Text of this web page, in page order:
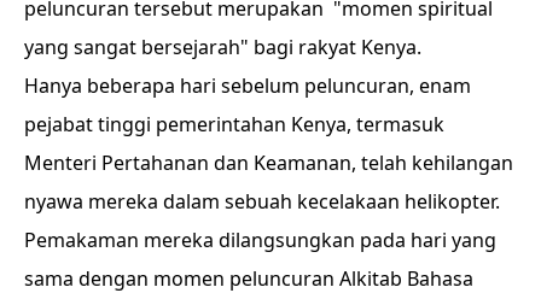
peluncuran tersebut merupakan "momen spiritual
yang sangat bersejarah" bagi rakyat Kenya.
Hanya beberapa hari sebelum peluncuran, enam
pejabat tinggi pemerintahan Kenya, termasuk
Menteri Pertahanan dan Keamanan, telah kehilangan
nyawa mereka dalam sebuah kecelakaan helikopter.
Pemakaman mereka dilangsungkan pada hari yang
sama dengan momen peluncuran Alkitab Bahasa